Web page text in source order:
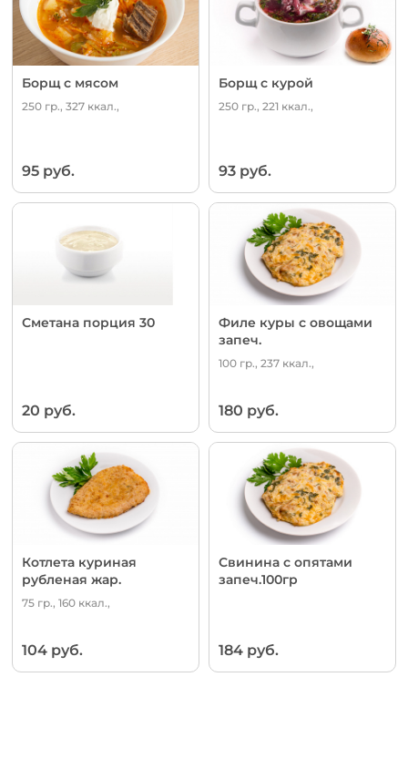
Борщ с мясом
250 гр., 327 ккал.,
95 руб.
Борщ с курой
250 гр., 221 ккал.,
93 руб.
Сметана порция 30
20 руб.
Филе куры с овощами
запеч.
100 гр., 237 ккал.,
180 руб.
Котлета куриная
рубленая жар.
75 гр., 160 ккал.,
104 руб.
Свинина с опятами
запеч.100гр
184 руб.